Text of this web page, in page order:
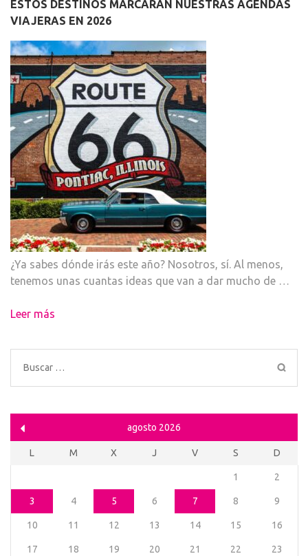
ESTOS DESTINOS MARCARÁN NUESTRAS AGENDAS
VIAJERAS EN 2026
¿Ya sabes dónde irás este año? Nosotros, sí. Al menos,
tenemos unas cuantas ideas que van a dar mucho de …
Leer más
Buscar:
agosto 2026
L M X J V S D
1 2
3 4 5 6 7 8 9
10 11 12 13 14 15 16
17 18 19 20 21 22 23